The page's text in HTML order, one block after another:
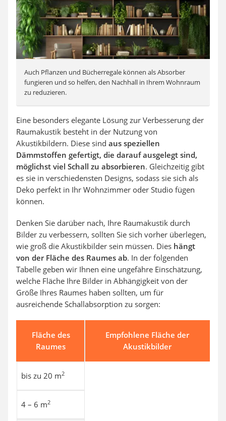
Auch Pflanzen und Bücherregale können als Absorber
fungieren und so helfen, den Nachhall in Ihrem Wohnraum
zu reduzieren.
Eine besonders elegante Lösung zur Verbesserung der
Raumakustik besteht in der Nutzung von
Akustikbildern. Diese sind aus speziellen
Dämmstoffen gefertigt, die darauf ausgelegt sind,
möglichst viel Schall zu absorbieren. Gleichzeitig gibt
es sie in verschiedensten Designs, sodass sie sich als
Deko perfekt in Ihr Wohnzimmer oder Studio fügen
können.
Denken Sie darüber nach, Ihre Raumakustik durch
Bilder zu verbessern, sollten Sie sich vorher überlegen,
wie groß die Akustikbilder sein müssen. Dies hängt
von der Fläche des Raumes ab. In der folgenden
Tabelle geben wir Ihnen eine ungefähre Einschätzung,
welche Fläche Ihre Bilder in Abhängigkeit von der
Größe Ihres Raumes haben sollten, um für
ausreichende Schallabsorption zu sorgen:
Fläche des
Raumes
Empfohlene Fläche der
Akustikbilder
bis zu 20 m2
4 – 6 m2